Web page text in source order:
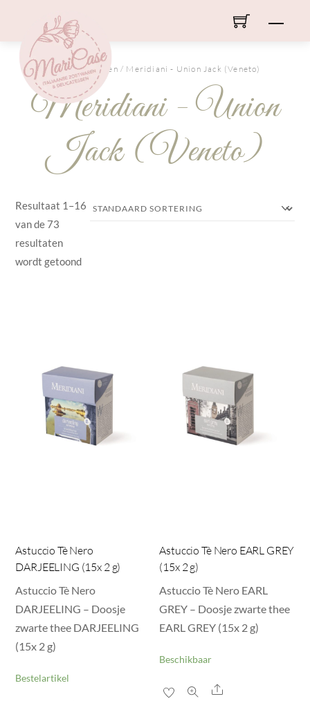
content
HOME/ Merken / Meridiani - Union Jack (Veneto)
Meridiani - Union
Jack (Veneto)
Resultaat 1–16
van de 73
resultaten
wordt getoond
Astuccio Tè Nero
DARJEELING (15x 2 g)
Astuccio Tè Nero
DARJEELING – Doosje
zwarte thee DARJEELING
(15x 2 g)
Bestelartikel
Astuccio Tè Nero EARL GREY
(15x 2 g)
Astuccio Tè Nero EARL
GREY – Doosje zwarte thee
EARL GREY (15x 2 g)
Beschikbaar
Share